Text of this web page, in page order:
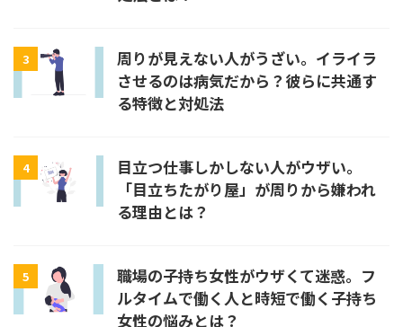
3
周りが見えない人がうざい。イライラ
させるのは病気だから？彼らに共通す
る特徴と対処法
4
目立つ仕事しかしない人がウザい。
「目立ちたがり屋」が周りから嫌われ
る理由とは？
5
職場の子持ち女性がウザくて迷惑。フ
ルタイムで働く人と時短で働く子持ち
女性の悩みとは？